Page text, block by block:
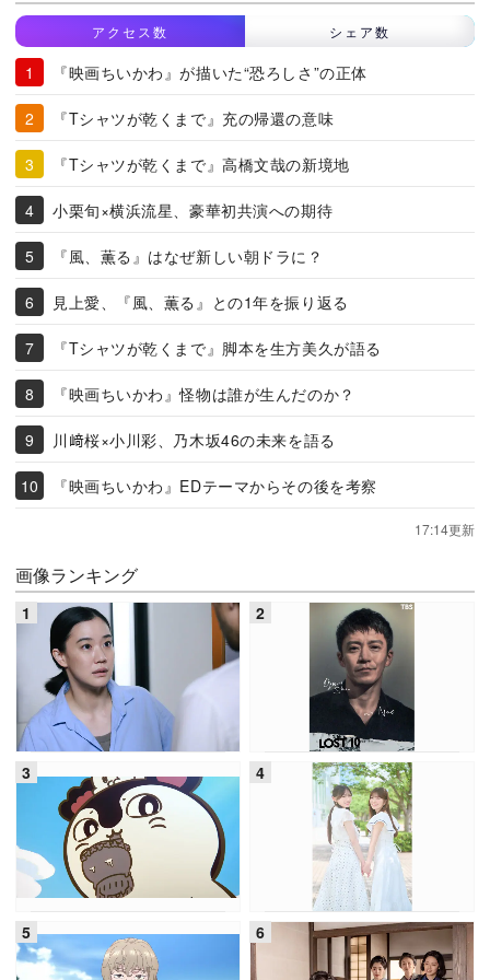
アクセス数 シェア数
『映画ちいかわ』が描いた“恐ろしさ”の正体
『Tシャツが乾くまで』充の帰還の意味
『Tシャツが乾くまで』高橋文哉の新境地
小栗旬×横浜流星、豪華初共演への期待
『風、薫る』はなぜ新しい朝ドラに？
見上愛、『風、薫る』との1年を振り返る
『Tシャツが乾くまで』脚本を生方美久が語る
『映画ちいかわ』怪物は誰が生んだのか？
川﨑桜×小川彩、乃木坂46の未来を語る
『映画ちいかわ』EDテーマからその後を考察
17:14更新
画像ランキング